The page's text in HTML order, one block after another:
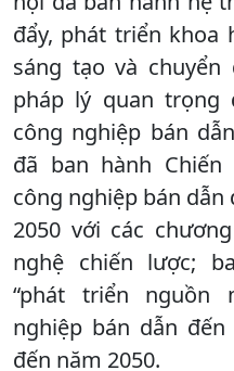
đẩy, phát triển khoa
sáng tạo và
pháp lý quan trọng
công nghiệp bán
đã ban hành
công nghiệp bán dẫn
2050 với các
nghệ chiến lược;
“phát triển nguồn
nghiệp bán dẫn
đến năm 2050.